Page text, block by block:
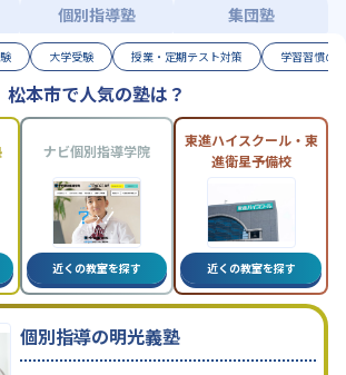
個別指導塾 集団塾
大学受験 授業・定期テスト対策 学習習慣の
松本市で人気の塾は？
ナビ個別指導学院
近くの教室を探す
東進ハイスクール・東
進衛星予備校
近くの教室を探す
個別指導の明光義塾